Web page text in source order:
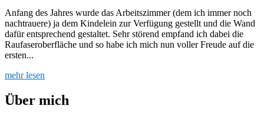
Anfang des Jahres wurde das Arbeitszimmer (dem ich immer noch
nachtrauere) ja dem Kindelein zur Verfügung gestellt und die Wand
dafür entsprechend gestaltet. Sehr störend empfand ich dabei die
Raufaseroberfläche und so habe ich mich nun voller Freude auf die
ersten...
mehr lesen
Über mich